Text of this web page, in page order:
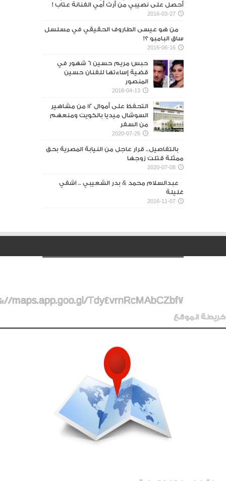
أحصل على نصيبي من أرث أمي الفنانة عتاب !
2016-03-27
من هو عيسى الطاروف الحقيقي في مسلسل
ساق البامبو ؟!
2016-06-16
حبس مريم حسين 6 شهور في
قضية إساءتها للفنان حسين
المنصور‎
2018-04-13
التحفظ على أموال 12 من مشاهير
السوشال ميديا بالكويت ومنعهم
من السفر
2020-07-26
بالتفاصيل.. قرار عاجل من النيابة المصرية بحق
ممثلة قتلت زوجها
2020-07-08
عبدالسلام محمد & بدر الشعيبي .. اشفي
غليلة
2016-11-07
maps.app.goo.gl/Tdy4vrnRcMAbCZbf7
خريطة الموقع